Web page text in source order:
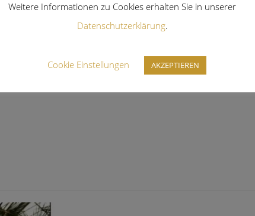
Korsett Salon Privée Korsettmanufaktur Maßkorsett
Weitere Informationen zu Cookies erhalten Sie in unserer
Datenschutzerklärung.
Cookie Einstellungen AKZEPTIEREN